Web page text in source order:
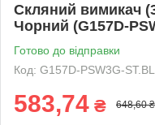
Скляний вимикач
Чорний (G157D-
Готово до відправки
Код: G157D-PSW3G-ST.BL
583,74 ₴ 648,60 ₴